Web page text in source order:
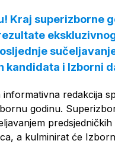
Kraj superizborne
kandidata i Izborni
informativna redakcija
godinu.
a kulminirat će